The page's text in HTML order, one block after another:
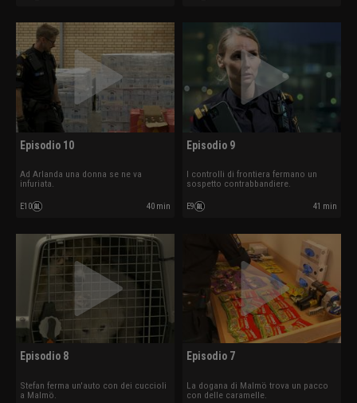
Episodio 10
Ad Arlanda una donna se ne va
infuriata.
E10 40 min
Episodio 9
I controlli di frontiera fermano un
sospetto contrabbandiere.
E9 41 min
Episodio 8
Stefan ferma un'auto con dei cuccioli
a Malmö.
Episodio 7
La dogana di Malmö trova un pacco
con delle caramelle.